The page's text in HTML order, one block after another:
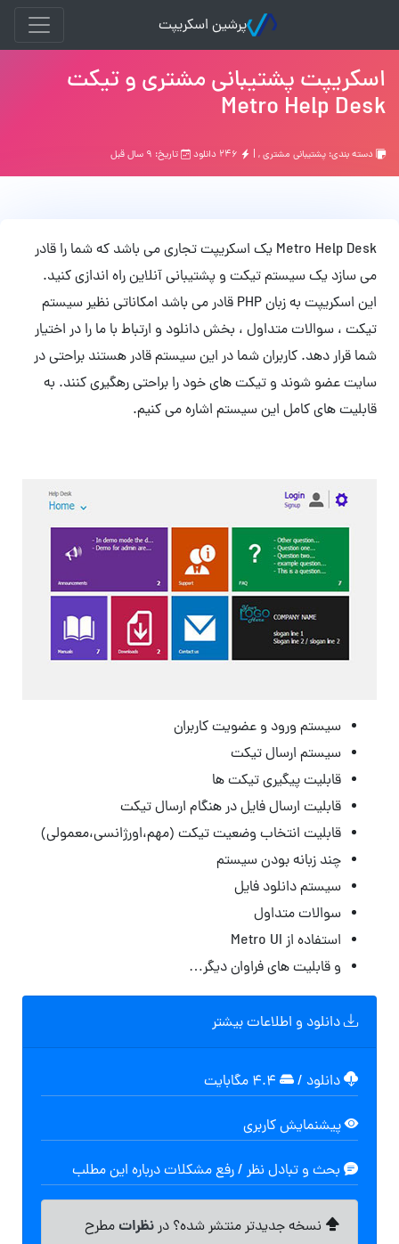
پرشین اسکریپت
اسکریپت پشتیبانی مشتری و تیکت
Metro Help Desk
دسته بندی: پشتیبانی مشتری, | تاریخ: ۹ سال قبل
Metro Help Desk یک اسکریپت تجاری می باشد که شما را قادر
می سازد یک سیستم تیکت و پشتیبانی آنلاین راه اندازی کنید.
این اسکریپت به زبان PHP قادر می باشد امکاناتی نظیر سیستم
تیکت ، سوالات متداول ، بخش دانلود و ارتباط با ما را در اختیار
شما قرار دهد. کاربران شما در این سیستم قادر هستند براحتی در
سایت عضو شوند و تیکت های خود را براحتی رهگیری کنند. به
قابلیت های کامل این سیستم اشاره می کنیم.
سیستم ورود و عضویت کاربران
سیستم ارسال تیکت
قابلیت پیگیری تیکت ها
قابلیت ارسال فایل در هنگام ارسال تیکت
قابلیت انتخاب وضعیت تیکت (مهم،اورژانسی،معمولی)
چند زبانه بودن سیستم
سیستم دانلود فایل
سوالات متداول
استفاده از Metro UI
و قابلیت های فراوان دیگر…
دانلود و اطلاعات بیشتر
دانلود /
پیشنمایش کاربری
بحث و تبادل نظر / رفع مشکلات درباره این مطلب
نسخه جدیدتر منتشر شده؟ درنظراتمطرح